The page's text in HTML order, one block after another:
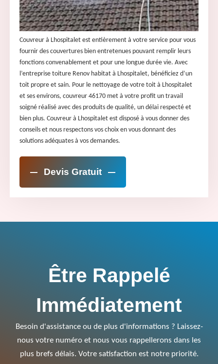
Couvreur à Lhospitalet est entièrement à votre service pour vous
fournir des couvertures bien entretenues pouvant remplir leurs
fonctions convenablement et pour une longue durée vie. Avec
l’entreprise toiture Renov habitat à Lhospitalet, bénéficiez d’un
toit propre et sain. Pour le nettoyage de votre toit à Lhospitalet
et ses environs, couvreur 46170 met à votre profit un travail
soigné réalisé avec des produits de qualité, un délai respecté et
bien plus. Couvreur à Lhospitalet est disposé à vous donner des
conseils et nous respectons vos choix en vous donnant des
solutions adéquates à vos demandes.
Devis Gratuit
Être Rappelé
Immédiatement
Besoin d'assistance ou de plus d'informations ? Laissez-
nous votre numéro et nous vous rappellerons dans les
plus brefs délais. Votre satisfaction est notre priorité.